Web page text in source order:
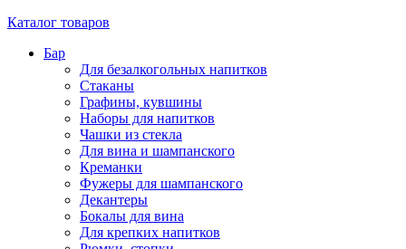
Каталог товаров
Бар
Для безалкогольных напитков
Стаканы
Графины, кувшины
Наборы для напитков
Чашки из стекла
Для вина и шампанского
Креманки
Фужеры для шампанского
Декантеры
Бокалы для вина
Для крепких напитков